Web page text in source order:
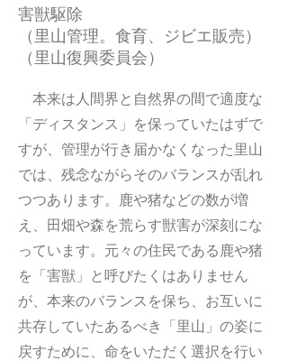
害獣駆除
（里山管理。食育、ジビエ販売）
（里山復興委員会）
本来は人間界と自然界の間で適度な
「ディスタンス」を保っていたはずで
すが、管理が行き届かなくなった里山
では 、残念ながらそのバランスが乱れ
つつあります。鹿や猪などの数が増
え、田畑や森を荒らす獣害が深刻にな
っています。元々の住民である鹿や猪
を「害獣」と呼びたくはありません
が、本来のバランスを保ち、お互いに
共存していたあるべき「里山」の姿に
戻すために、命をいただく選択を行い